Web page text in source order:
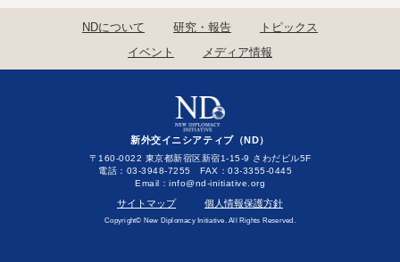
NDについて 研究・報告
トピックス
イベント
メディア情報
新外交イニシアティブ（ND）
〒160-0022 東京都新宿区新宿1-15-9 さわだビル5F
電話：03-3948-7255 FAX：03-3355-0445
Email：
サイトマップ 個人情報保護方針
Copyright© New Diplomacy Initiative. All Rights Reserved.